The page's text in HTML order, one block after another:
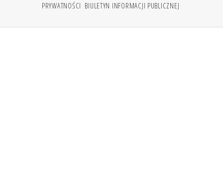
PRYWATNOŚCI BIULETYN INFORMACJI PUBLICZNEJ